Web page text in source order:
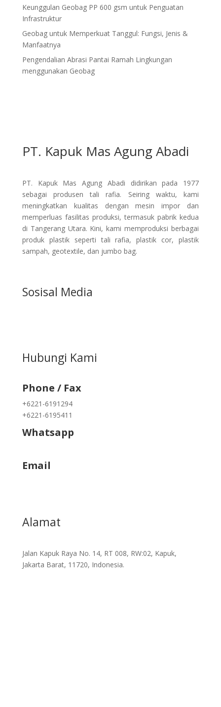
Keunggulan Geobag PP 600 gsm untuk Penguatan
Infrastruktur
Geobag untuk Memperkuat Tanggul: Fungsi, Jenis &
Manfaatnya
Pengendalian Abrasi Pantai Ramah Lingkungan
menggunakan Geobag
PT. Kapuk Mas Agung Abadi
PT. Kapuk Mas Agung Abadi didirikan pada 1977
sebagai produsen tali rafia. Seiring waktu, kami
meningkatkan kualitas dengan mesin impor dan
memperluas fasilitas produksi, termasuk pabrik kedua
di Tangerang Utara. Kini, kami memproduksi berbagai
produk plastik seperti tali rafia, plastik cor, plastik
sampah, geotextile, dan jumbo bag.
Sosisal Media
Hubungi Kami
Phone / Fax
+6221-6191294
+6221-6195411
Whatsapp
Email
Alamat
Jalan Kapuk Raya No. 14, RT 008, RW:02, Kapuk,
Jakarta Barat, 11720, Indonesia.